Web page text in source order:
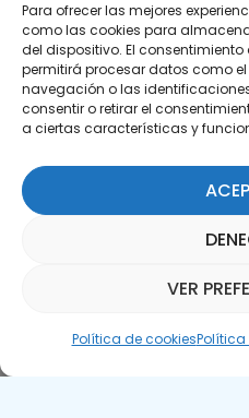
Para ofrecer las mejores
como las cookies para
del dispositivo. El
permitirá procesar datos como
navegación o las
consentir o retirar el
a ciertas características y
VER
Política de cookies
Suscríbete a